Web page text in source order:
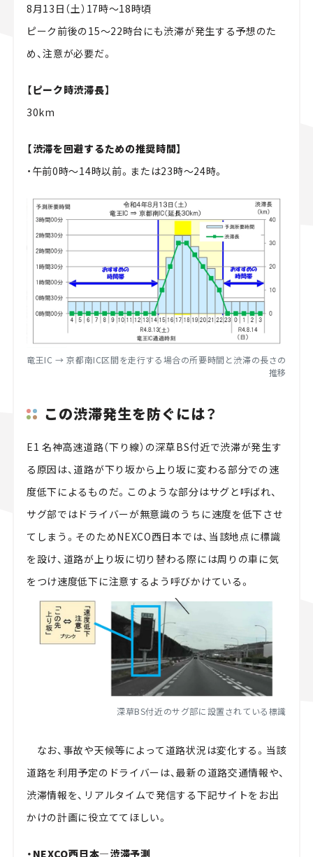
8月13日（土）17時〜18時頃
ピーク前後の15～22時台にも渋滞が発生する予想のた
め、注意が必要だ。
【ピーク時渋滞長】
30km
【渋滞を回避するための推奨時間】
・午前0時～14時以前。または23時〜24時。
竜王IC → 京都南IC区間を走行する場合の所要時間と渋滞の長さの
推移
この渋滞発生を防ぐには？
E1 名神高速道路（下り線）の深草BS付近で渋滞が発生す
る原因は、道路が下り坂から上り坂に変わる部分での速
度低下によるものだ。このような部分はサグと呼ばれ、
サグ部ではドライバーが無意識のうちに速度を低下させ
てしまう。そのためNEXCO西日本では、当該地点に標識
を設け、道路が上り坂に切り替わる際には周りの車に気
をつけ速度低下に注意するよう呼びかけている。
深草BS付近のサグ部に設置されている標識
なお、事故や天候等によって道路状況は変化する。当該
道路を利用予定のドライバーは、最新の道路交通情報や、
渋滞情報を、リアルタイムで発信する下記サイトをお出
かけの計画に役立ててほしい。
・NEXCO西日本―渋滞予測